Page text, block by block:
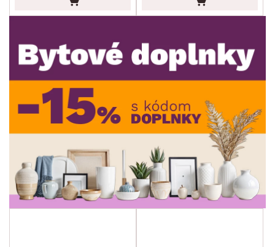
DEKOR
ROZMERY
min. cm max.
min. cm max. cm
FUNKCIE